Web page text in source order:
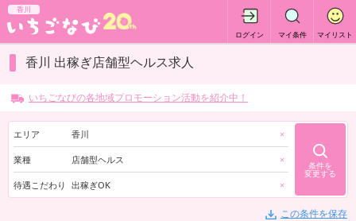
香川
ログイン マイ条件 マイリスト
香川 出稼ぎ店舗型ヘルス求人
いちごなびの各地域プロモーション活動を紹介中！
エリア 香川 ×
業種 店舗型ヘルス ×
待遇こだわり 出稼ぎOK ×
条件を
変更する
この条件を保存